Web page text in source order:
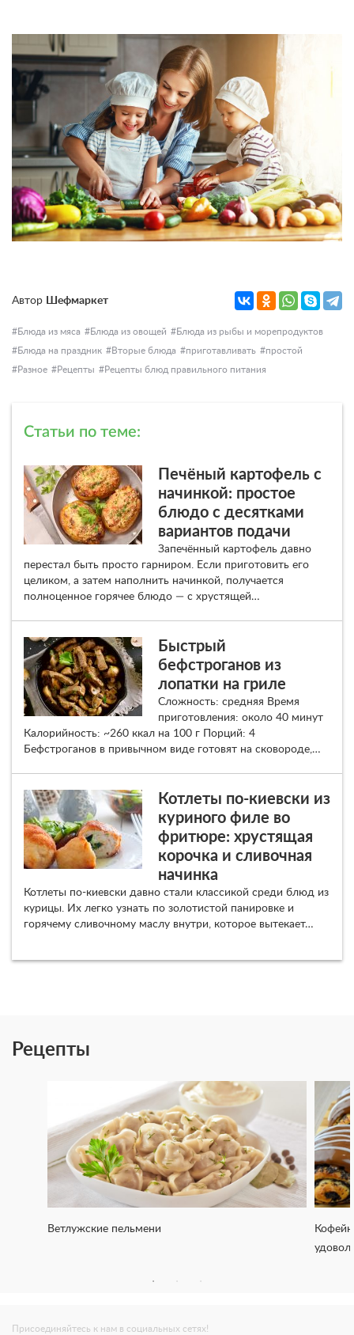
Автор Шефмаркет
Блюда из мяса Блюда из овощей
Блюда из рыбы и морепродуктов
Блюда на праздник
Вторые блюда приготавливать
простой
Разное
Рецепты Рецепты блюд правильного питания
Статьи по теме:
Печёный картофель с
начинкой: простое
блюдо с десятками
вариантов подачи
Запечённый картофель давно
перестал быть просто гарниром. Если приготовить его
целиком, а затем наполнить начинкой, получается
полноценное горячее блюдо — с хрустящей…
Быстрый
бефстроганов из
лопатки на гриле
Сложность: средняя Время
приготовления: около 40 минут
Калорийность: ~260 ккал на 100 г Порций: 4
Бефстроганов в привычном виде готовят на сковороде,…
Котлеты по-киевски из
куриного филе во
фритюре: хрустящая
корочка и сливочная
начинка
Котлеты по-киевски давно стали классикой среди блюд из
курицы. Их легко узнать по золотистой панировке и
горячему сливочному маслу внутри, которое вытекает…
Рецепты
Ветлужские пельмени
Присоединяйтесь к нам в социальных сетях!